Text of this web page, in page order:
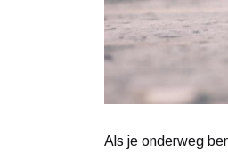
Als je onderweg